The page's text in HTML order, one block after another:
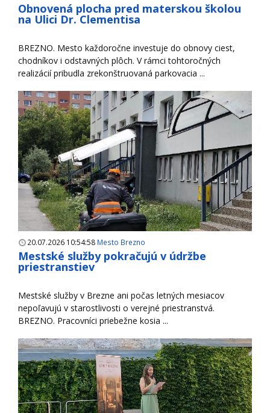
Obnovená plocha pred materskou školou
na Ulici Dr. Clementisa
BREZNO. Mesto každoročne investuje do obnovy ciest,
chodníkov i odstavných plôch. V rámci tohtoročných
realizácií pribudla zrekonštruovaná parkovacia ...
20.07.2026 10:54:58 Mesto Brezno
Mestské služby pokračujú v údržbe
priestranstiev
Mestské služby v Brezne ani počas letných mesiacov
nepoľavujú v starostlivosti o verejné priestranstvá.
BREZNO. Pracovníci priebežne kosia ...